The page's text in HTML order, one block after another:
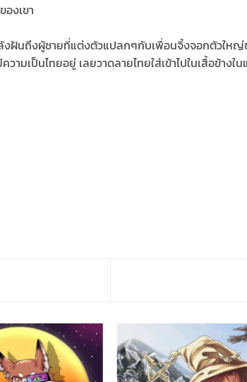
งเขา
งฝันถึงผู้ชายที่แต่งตัวแปลกๆกับเพื่อนจิ้งจอกตัวใหญ่
เป็นไทยอยู่ เลยวาดลายไทยใส่เข้าไปในเสื้อข้างใ